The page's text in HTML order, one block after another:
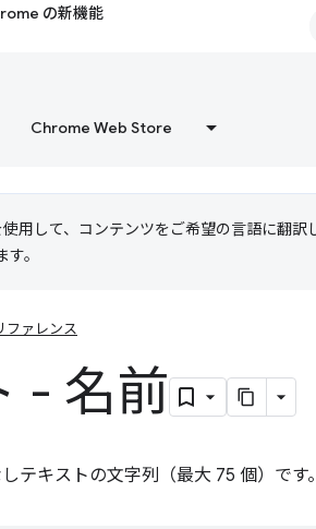
の新機能
Chrome Web Store
用して、コンテンツをご希望の言語に翻訳
。
ファレンス
- 名前
テキストの文字列（最大 75 個）です